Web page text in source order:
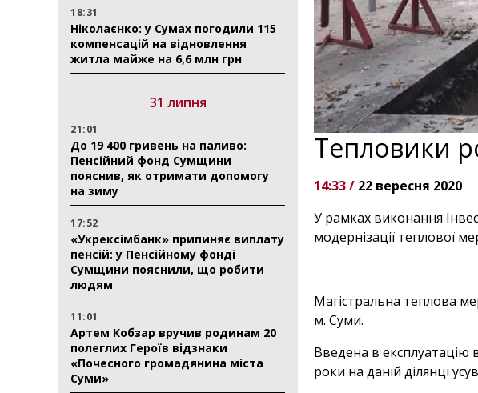
18:31
Ніколаєнко: у Сумах погодили 115
компенсацій на відновлення
житла майже на 6,6 млн грн
31 липня
21:01
До 19 400 гривень на паливо:
Пенсійний фонд Сумщини
пояснив, як отримати допомогу
на зиму
17:52
«Укрексімбанк» припиняє виплату
пенсій: у Пенсійному фонді
Сумщини пояснили, що робити
людям
11:01
Артем Кобзар вручив родинам 20
полеглих Героїв відзнаки
«Почесного громадянина міста
Суми»
Тепловики
14:33 / 22 вересня 2020
У рамках виконання
модернізації теплової
Магістральна теплова
м. Суми.
Введена в експлуатацію
роки на даній ділянці